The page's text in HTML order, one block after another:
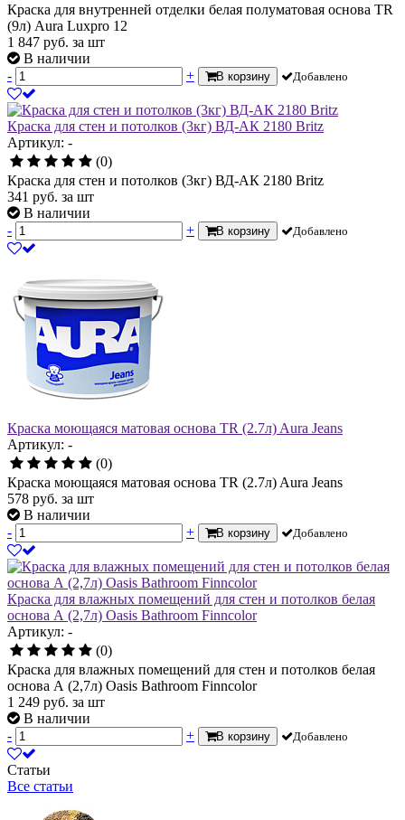
Краска для внутренней отделки белая полуматовая основа TR
(9л) Аura Luxpro 12
1 847 руб. за шт
В наличии
-
+ В корзину Добавлено
Краска для стен и потолков (3кг) ВД-АК 2180 Britz
Артикул: -
(0)
Краска для стен и потолков (3кг) ВД-АК 2180 Britz
341 руб. за шт
В наличии
-
+ В корзину Добавлено
Краска моющаяся матовая основа ТR (2.7л) Aura Jeans
Артикул: -
(0)
Краска моющаяся матовая основа ТR (2.7л) Aura Jeans
578 руб. за шт
В наличии
-
+ В корзину Добавлено
Краска для влажных помещений для стен и потолков белая
основа А (2,7л) Oasis Bathroom Finncolor
Артикул: -
(0)
Краска для влажных помещений для стен и потолков белая
основа А (2,7л) Oasis Bathroom Finncolor
1 249 руб. за шт
В наличии
-
+ В корзину Добавлено
Статьи
Все статьи